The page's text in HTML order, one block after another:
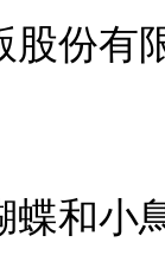
股份有
蝶和小